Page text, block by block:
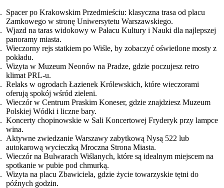
Spacer po Krakowskim Przedmieściu: klasyczna trasa od placu
Zamkowego w stronę Uniwersytetu Warszawskiego.
Wjazd na taras widokowy w Pałacu Kultury i Nauki dla najlepszej
panoramy miasta.
Wieczorny rejs statkiem po Wiśle, by zobaczyć oświetlone mosty z
pokładu.
Wizyta w Muzeum Neonów na Pradze, gdzie poczujesz retro
klimat PRL-u.
Relaks w ogrodach Łazienek Królewskich, które wieczorami
oferują spokój wśród zieleni.
Wieczór w Centrum Praskim Koneser, gdzie znajdziesz Muzeum
Polskiej Wódki i liczne bary.
Koncerty chopinowskie w Sali Koncertowej Fryderyk przy lampce
wina.
Aktywne zwiedzanie Warszawy zabytkową Nysą 522 lub
autokarową wycieczką Mroczna Strona Miasta.
Wieczór na Bulwarach Wiślanych, które są idealnym miejscem na
spotkanie w pubie pod chmurką.
Wizyta na placu Zbawiciela, gdzie życie towarzyskie tętni do
późnych godzin.